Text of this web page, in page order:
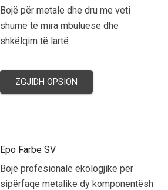
Bojë për metale dhe dru me veti
shumë të mira mbuluese dhe
shkëlqim të lartë
ZGJIDH OPSION
Epo Farbe SV
Bojë profesionale ekologjike për
sipërfaqe metalike dy komponentësh